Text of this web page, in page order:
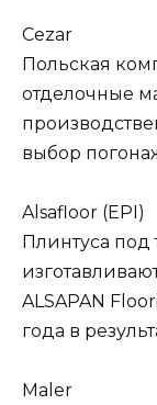
Cezar
Польская
отделочные
выбор
Alsafloor (EPI)
Плинтуса под
ALSAPAN
года в
Maler